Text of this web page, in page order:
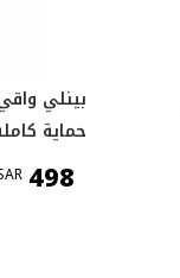
بينلي
حماية
498